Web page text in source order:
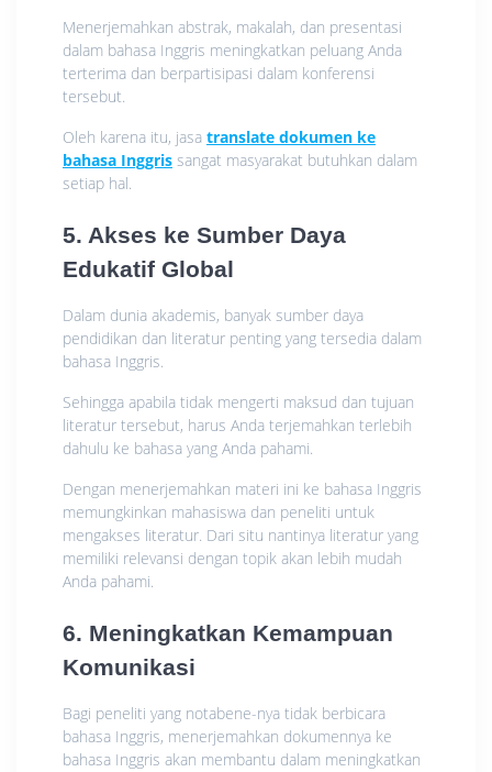
Menerjemahkan abstrak, makalah, dan presentasi
dalam bahasa Inggris meningkatkan peluang Anda
terterima dan berpartisipasi dalam konferensi
tersebut.
Oleh karena itu, jasa translate dokumen ke
bahasa Inggris sangat masyarakat butuhkan dalam
setiap hal.
5. Akses ke Sumber Daya
Edukatif Global
Dalam dunia akademis, banyak sumber daya
pendidikan dan literatur penting yang tersedia dalam
bahasa Inggris.
Sehingga apabila tidak mengerti maksud dan tujuan
literatur tersebut, harus Anda terjemahkan terlebih
dahulu ke bahasa yang Anda pahami.
Dengan menerjemahkan materi ini ke bahasa Inggris
memungkinkan mahasiswa dan peneliti untuk
mengakses literatur. Dari situ nantinya literatur yang
memiliki relevansi dengan topik akan lebih mudah
Anda pahami.
6. Meningkatkan Kemampuan
Komunikasi
Bagi peneliti yang notabene-nya tidak berbicara
bahasa Inggris, menerjemahkan dokumennya ke
bahasa Inggris akan membantu dalam meningkatkan